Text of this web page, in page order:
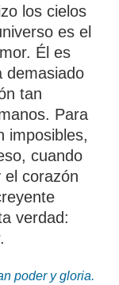
los cielos
es el
Él es
demasiado
tan
Para
imposibles,
cuando
el corazón
verdad:
poder y gloria.